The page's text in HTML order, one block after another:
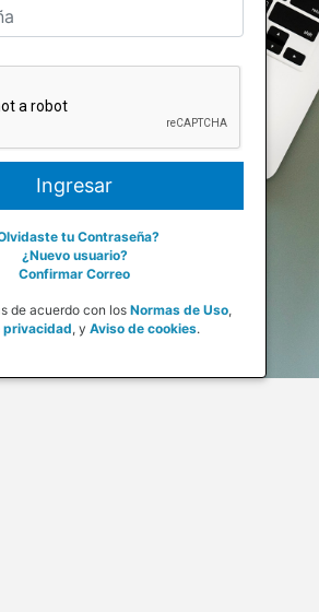
tu Contraseña?
¿Nuevo usuario?
Confirmar Correo
de acuerdo con losNormas de Uso,
privacidad, y Aviso de cookies.